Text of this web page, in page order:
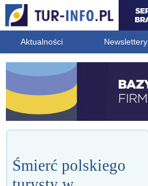
Aktualności Newslettery
Śmierć polskiego